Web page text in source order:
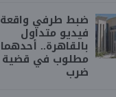
ضبط طرفي واقعة
فيديو متداول
بالقاهرة.. أحدهما
مطلوب في قضية
ضرب